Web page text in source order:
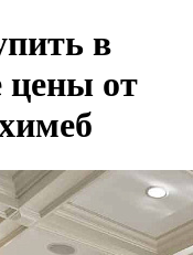
в
цены от